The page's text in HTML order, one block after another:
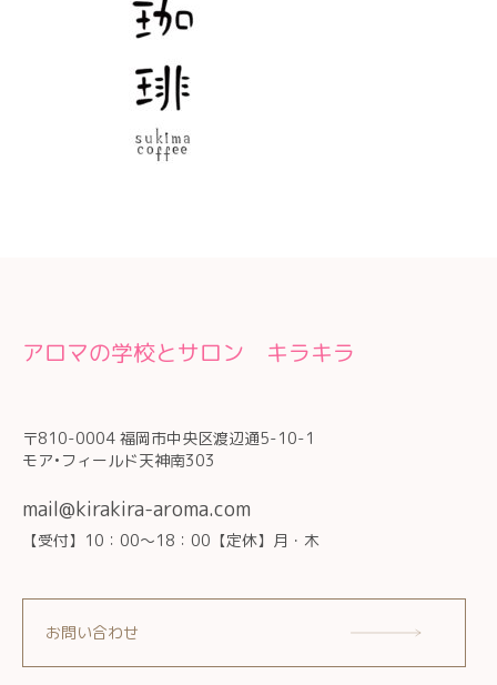
アロマの学校とサロン キラキラ
〒810-0004 福岡市中央区渡辺通5-10-1
モア•フィールド天神南303
mail@kirakira-aroma.com
【受付】10：00～18：00【定休】月・木
お問い合わせ